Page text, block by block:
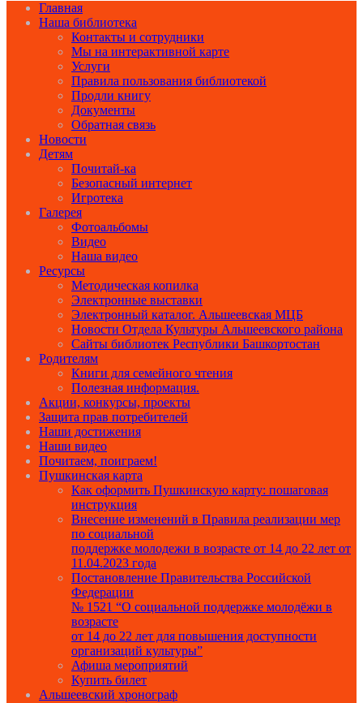
Главная
Наша библиотека
Контакты и сотрудники
Мы на интерактивной карте
Услуги
Правила пользования библиотекой
Продли книгу
Документы
Обратная связь
Новости
Детям
Почитай-ка
Безопасный интернет
Игротека
Галерея
Фотоальбомы
Видео
Наша видео
Ресурсы
Методическая копилка
Электронные выставки
Электронный каталог. Альшеевская МЦБ
Новости Отдела Культуры Альшеевского района
Сайты библиотек Республики Башкортостан
Родителям
Книги для семейного чтения
Полезная информация.
Акции, конкурсы, проекты
Защита прав потребителей
Наши достижения
Наши видео
Почитаем, поиграем!
Пушкинская карта
Как оформить Пушкинскую карту: пошаговая
инструкция
Внесение изменений в Правила реализации мер
по социальной
поддержке молодежи в возрасте от 14 до 22 лет от
11.04.2023 года
Постановление Правительства Российской
Федерации
№ 1521 “О социальной поддержке молодёжи в
возрасте
от 14 до 22 лет для повышения доступности
организаций культуры”
Афиша мероприятий
Купить билет
Альшеевский хронограф